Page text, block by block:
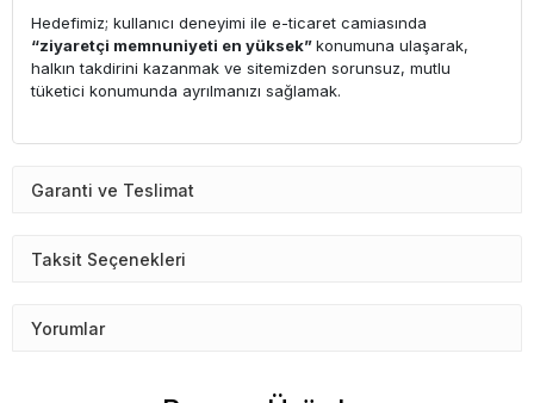
Hedefimiz; kullanıcı deneyimi ile e-ticaret camiasında
“ziyaretçi memnuniyeti en yüksek”konumuna ulaşarak,
halkın takdirini kazanmak ve sitemizden sorunsuz, mutlu
tüketici konumunda ayrılmanızı sağlamak.
Garanti ve Teslimat
Taksit Seçenekleri
Yorumlar